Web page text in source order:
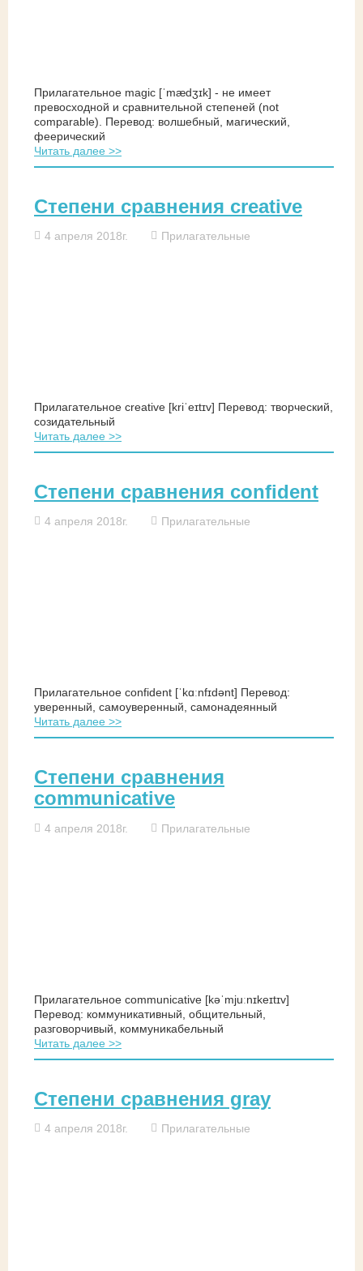
Прилагательное magic [ˈmædʒɪk] - не имеет
превосходной и сравнительной степеней (not
comparable). Перевод: волшебный, магический,
феерический
Читать далее >>
Степени сравнения creative
4 апреля 2018г. Прилагательные
Прилагательное creative [kriˈeɪtɪv] Перевод: творческий,
созидательный
Читать далее >>
Степени сравнения confident
4 апреля 2018г. Прилагательные
Прилагательное confident [ˈkɑːnfɪdənt] Перевод:
уверенный, самоуверенный, самонадеянный
Читать далее >>
Степени сравнения
communicative
4 апреля 2018г. Прилагательные
Прилагательное communicative [kəˈmjuːnɪkeɪtɪv]
Перевод: коммуникативный, общительный,
разговорчивый, коммуникабельный
Читать далее >>
Степени сравнения gray
4 апреля 2018г. Прилагательные